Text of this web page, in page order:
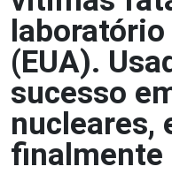
(EUA).
sucesso
nucleares,
finalmente